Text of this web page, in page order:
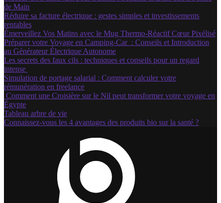
de Main
Réduire sa facture électrique : gestes simples et investissements
rentables
Émerveillez Vos Matins avec le Mug Thermo-Réactif Cœur Pixélisé
Préparer votre Voyage en Camping-Car : Conseils et Introduction
au Générateur Électrique Autonome
Les secrets des faux cils : techniques et conseils pour un regard
intense
Simulation de portage salarial : Comment calculer votre
rémunération en freelance
Comment une Croisière sur le Nil peut transformer votre voyage en
Égypte
Tableau arbre de vie
Connaissez-vous les 4 avantages des produits bio sur la santé ?